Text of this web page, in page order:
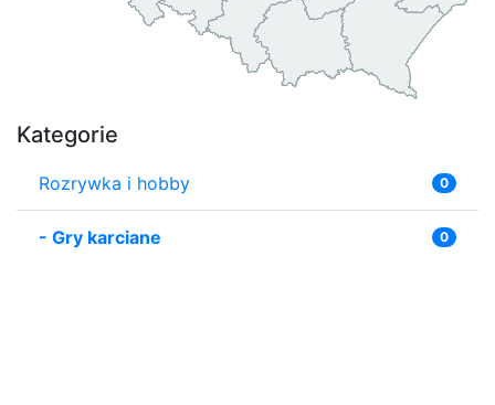
Kategorie
Rozrywka i hobby 0
- Gry karciane 0